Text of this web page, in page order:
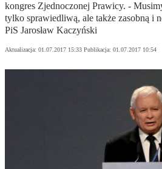
kongres Zjednoczonej Prawicy. -
tylko sprawiedliwą, ale także zasobną i
PiS Jarosław Kaczyński
Aktualizacja: 01.07.2017 15:33 Publikacja: 01.07.2017 10:54